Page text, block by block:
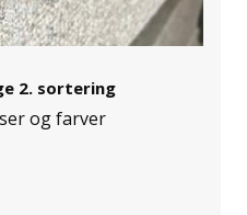
2. sortering
og farver